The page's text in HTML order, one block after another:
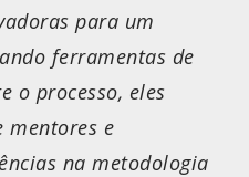
para um
ferramentas de
o processo, eles
mentores e
na metodologia